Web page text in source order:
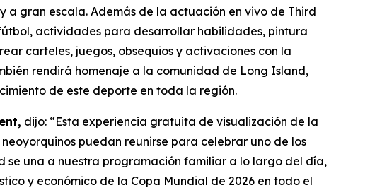
gran escala. Además de la actuación en vivo de Third
actividades para desarrollar habilidades, pintura
carteles, juegos, obsequios y activaciones con la
rendirá homenaje a la comunidad de Long Island,
de este deporte en toda la región.
dijo: “Esta experiencia gratuita de visualización de la
puedan reunirse para celebrar uno de los
se una a nuestra programación familiar a lo largo del día,
y económico de la Copa Mundial de 2026 en todo el